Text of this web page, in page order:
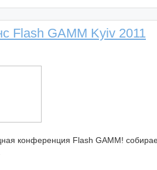
Flash GAMM Kyiv 2011
конференция Flash GAMM!